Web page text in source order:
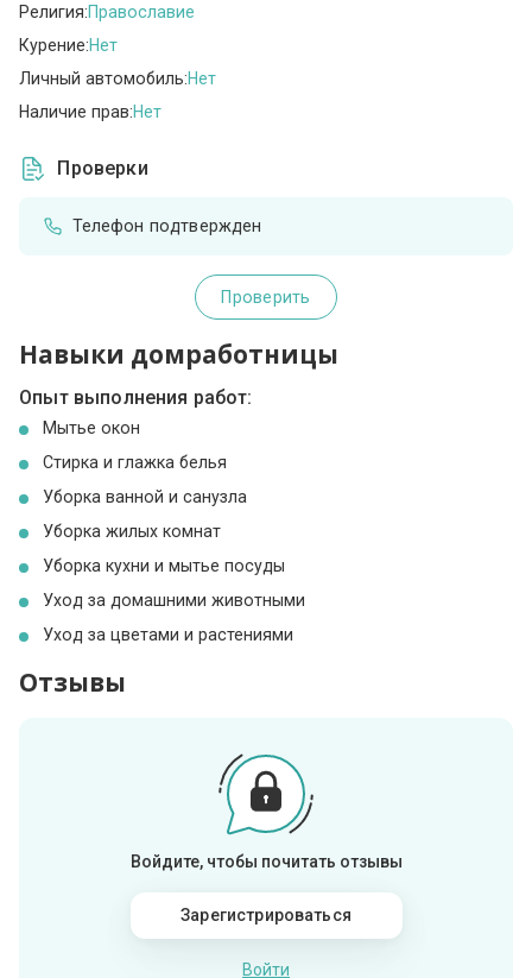
Религия:Православие
Курение:Нет
Личный автомобиль:Нет
Наличие прав:Нет
Проверки
Телефон подтвержден
Проверить
Навыки домработницы
Опыт выполнения работ:
Мытье окон
Стирка и глажка белья
Уборка ванной и санузла
Уборка жилых комнат
Уборка кухни и мытье посуды
Уход за домашними животными
Уход за цветами и растениями
Отзывы
Войдите, чтобы почитать отзывы
Зарегистрироваться
Войти